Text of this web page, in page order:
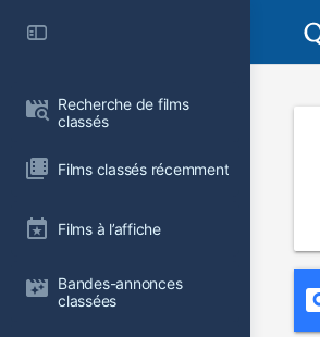
Recherche de films
classés
Films classés récemment
Films à l’affiche
Bandes-annonces
classées